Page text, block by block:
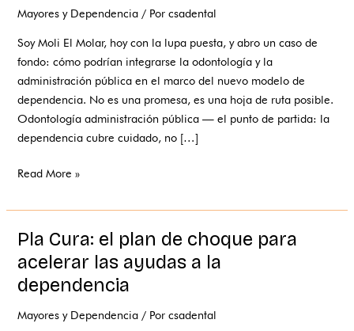
Mayores y Dependencia / Porcsadental
Soy Moli El Molar, hoy con la lupa puesta, y abro un caso de
fondo: cómo podrían integrarse la odontología y la
administración pública en el marco del nuevo modelo de
dependencia. No es una promesa, es una hoja de ruta posible.
Odontología administración pública — el punto de partida: la
dependencia cubre cuidado, no […]
administración
cómo
integrarlas
Read More »
Pla Cura: el plan de choque para
acelerar las ayudas a la
dependencia
Mayores y Dependencia / Porcsadental
Pla
Cura:
plan
de